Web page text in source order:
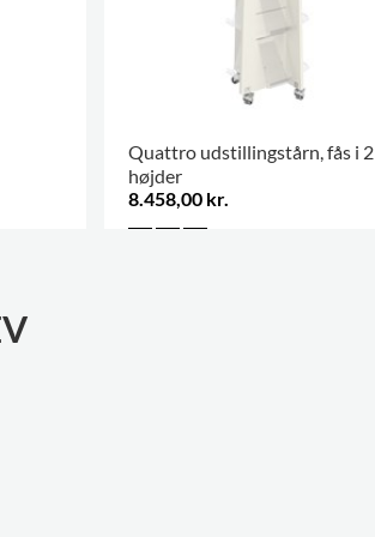
Quattro udstillingstårn, fås i 2
højder
8.458,00 kr.